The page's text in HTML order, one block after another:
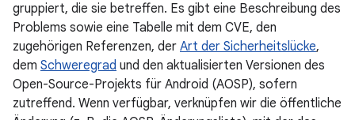
gruppiert, die sie betreffen. Es gibt eine Beschreibung des
Problems sowie eine Tabelle mit dem CVE, den
zugehörigen Referenzen, der Art der Sicherheitslücke,
dem Schweregrad und den aktualisierten Versionen des
Open-Source-Projekts für Android (AOSP), sofern
zutreffend. Wenn verfügbar, verknüpfen wir die öffentliche